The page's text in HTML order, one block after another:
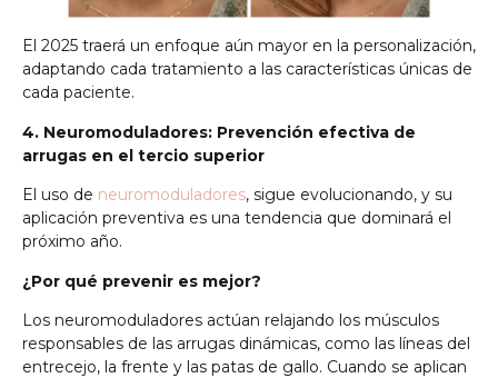
El 2025 traerá un enfoque aún mayor en la personalización,
adaptando cada tratamiento a las características únicas de
cada paciente.
4. Neuromoduladores: Prevención efectiva de
arrugas en el tercio superior
El uso de neuromoduladores, sigue evolucionando, y su
aplicación preventiva es una tendencia que dominará el
próximo año.
¿Por qué prevenir es mejor?
Los neuromoduladores actúan relajando los músculos
responsables de las arrugas dinámicas, como las líneas del
entrecejo, la frente y las patas de gallo. Cuando se aplican